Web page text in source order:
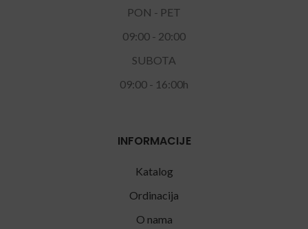
PON - PET
09:00 - 20:00
SUBOTA
09:00 - 16:00h
INFORMACIJE
Katalog
Ordinacija
O nama